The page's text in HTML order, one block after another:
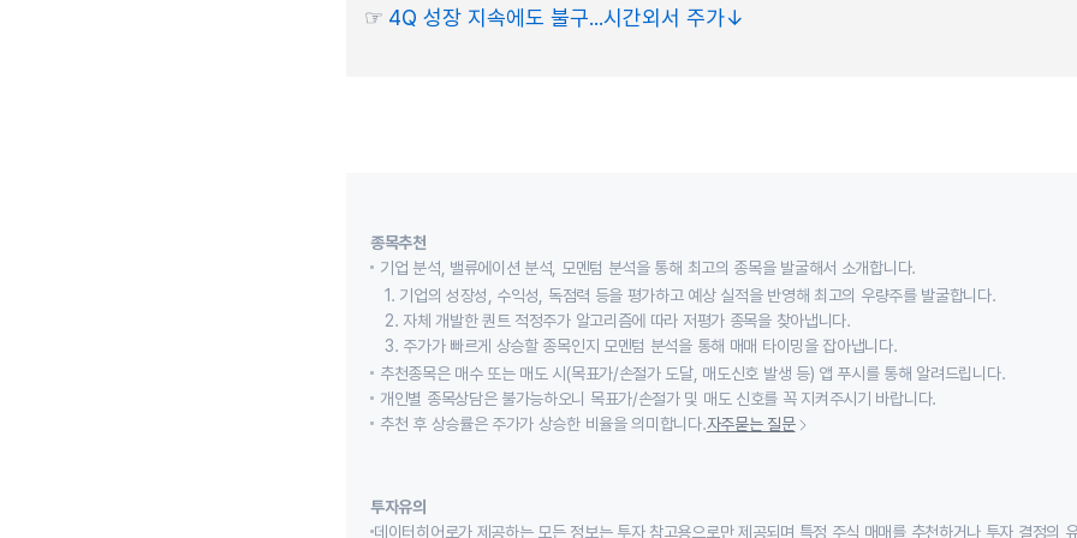
☞ 4Q 성장 지속에도 불구...시간외서 주가↓
종목추천
기업 분석, 밸류에이션 분석, 모멘텀 분석을 통해 최고의 종목을 발굴해서 소개합니다.
1. 기업의 성장성, 수익성, 독점력 등을 평가하고 예상 실적을 반영해 최고의 우량주를 발굴합니다.
2. 자체 개발한 퀀트 적정주가 알고리즘에 따라 저평가 종목을 찾아냅니다.
3. 주가가 빠르게 상승할 종목인지 모멘텀 분석을 통해 매매 타이밍을 잡아냅니다.
추천종목은 매수 또는 매도 시(목표가/손절가 도달, 매도신호 발생 등) 앱 푸시를 통해 알려드립니다.
개인별 종목상담은 불가능하오니 목표가/손절가 및 매도 신호를 꼭 지켜주시기 바랍니다.
추천 후 상승률은 주가가 상승한 비율을 의미합니다.자주묻는 질문
투자유의
데이터히어로가 제공하는 모든 정보는 투자 참고용으로만 제공되며 특정 주식 매매를 추천하거나 투자 결정의